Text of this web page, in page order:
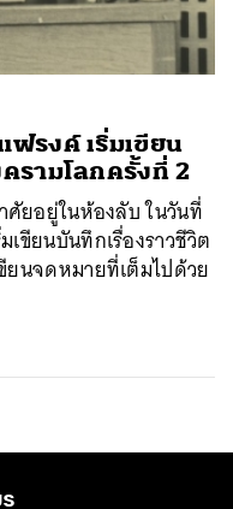
รงค์ เริ่มเขียน
รามโลกครั้งที่ 2
ศัยอยู่ในห้องลับ ในวันที่
ขียนบันทึกเรื่องราวชีวิต
ยนจดหมายที่เต็มไปด้วย
EMAIL